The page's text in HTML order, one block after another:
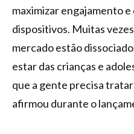
maximizar engajamento
dispositivos. Muitas
mercado estão
estar das crianças e
que a gente precisa
afirmou durante o